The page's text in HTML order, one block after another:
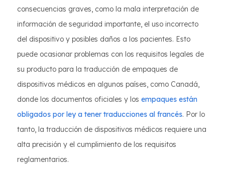
consecuencias graves, como la mala interpretación de
información de seguridad importante, el uso incorrecto
del dispositivo y posibles daños a los pacientes. Esto
puede ocasionar problemas con los requisitos legales de
su producto para la traducción de empaques de
dispositivos médicos en algunos países, como Canadá,
donde los documentos oficiales y los empaques están
obligados por ley a tener traducciones al francés. Por lo
tanto, la traducción de dispositivos médicos requiere una
alta precisión y el cumplimiento de los requisitos
reglamentarios.